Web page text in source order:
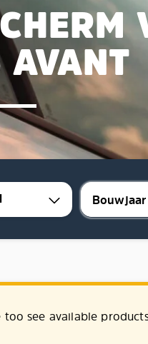
see available